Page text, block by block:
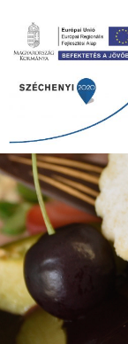
Home